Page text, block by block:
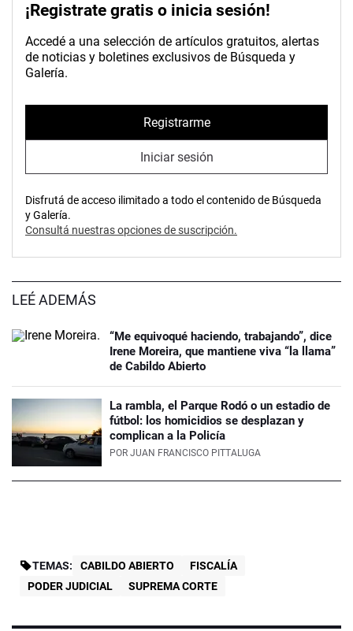
¡Registrate gratis o inicia sesión!
Accedé a una selección de artículos gratuitos, alertas
de noticias y boletines exclusivos de Búsqueda y
Galería.
Registrarme
Iniciar sesión
Disfrutá de acceso ilimitado a todo el contenido de Búsqueda
y Galería.
Consultá nuestras opciones de suscripción.
LEÉ ADEMÁS
“Me equivoqué haciendo, trabajando”, dice
Irene Moreira, que mantiene viva “la llama”
de Cabildo Abierto
La rambla, el Parque Rodó o un estadio de
fútbol: los homicidios se desplazan y
complican a la Policía
POR JUAN FRANCISCO PITTALUGA
TEMAS: CABILDO ABIERTO
FISCALÍA
PODER JUDICIAL
SUPREMA CORTE